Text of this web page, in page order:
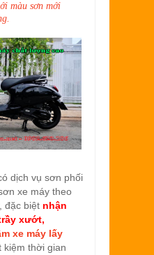
SƠN ĐỔI MÀU GÓC NHÌN HONDA PS
SƠN PHỐI MÀU XE ATTILA
Mar 17, 2022
màu sơn mới
dịch vụ sơn phối
xe máy theo
đặc biệt nhận
xướt,
xe máy lấy
kiệm thời gian